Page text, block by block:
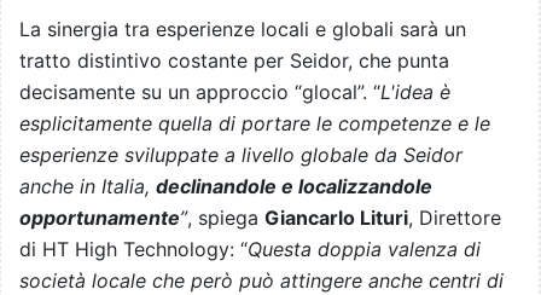
La sinergia tra esperienze locali e globali sarà un
tratto distintivo costante per Seidor, che punta
decisamente su un approccio “glocal”. “L'idea è
esplicitamente quella di portare le competenze e le
esperienze sviluppate a livello globale da Seidor
anche in Italia, declinandole e localizzandole
opportunamente”, spiega Giancarlo Lituri, Direttore
di HT High Technology: “Questa doppia valenza di
società locale che però può attingere anche centri di